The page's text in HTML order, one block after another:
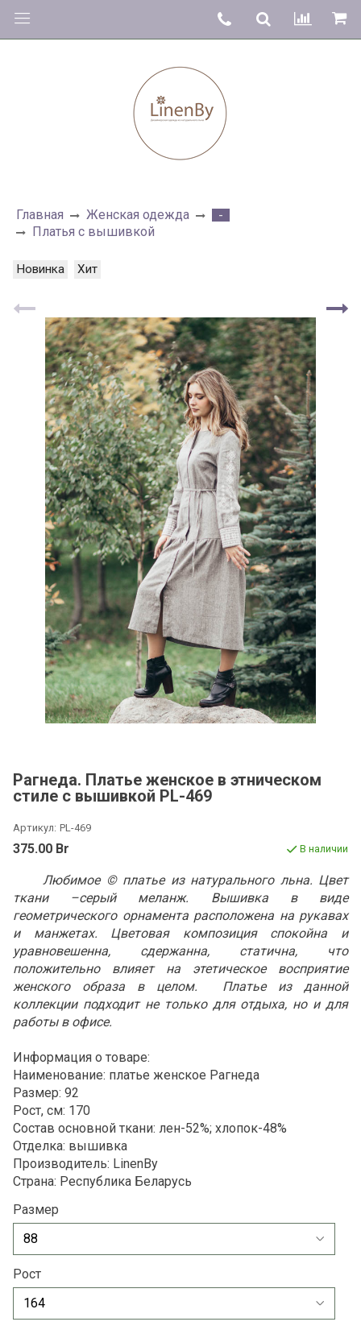
Главная Женская одежда
-
Платья с вышивкой
Новинка Хит
Рагнеда. Платье женское в этническом
стиле с вышивкой PL-469
Артикул: PL-469
375.00 Br В наличии
Любимое © платье из натурального льна. Цвет
ткани –серый меланж. Вышивка в виде
геометрического орнамента расположена на рукавах
и манжетах. Цветовая композиция спокойна и
уравновешенна, сдержанна, статична, что
положительно влияет на этетическое восприятие
женского образа в целом. Платье из данной
коллекции подходит не только для отдыха, но и для
работы в офисе.
Информация о товаре:
Наименование: платье женское Рагнеда
Размер: 92
Рост, см: 170
Состав основной ткани: лен-52%; хлопок-48%
Отделка: вышивка
Производитель: LinenBy
Страна: Республика Беларусь
Размер
Рост